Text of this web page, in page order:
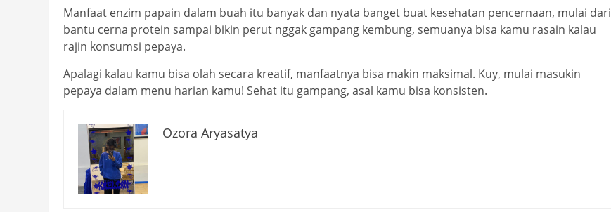
Manfaat enzim papain dalam buah itu banyak dan nyata banget buat kesehatan pencernaan, mulai dari
bantu cerna protein sampai bikin perut nggak gampang kembung, semuanya bisa kamu rasain kalau
rajin konsumsi pepaya.
Apalagi kalau kamu bisa olah secara kreatif, manfaatnya bisa makin maksimal. Kuy, mulai masukin
pepaya dalam menu harian kamu! Sehat itu gampang, asal kamu bisa konsisten.
Ozora Aryasatya